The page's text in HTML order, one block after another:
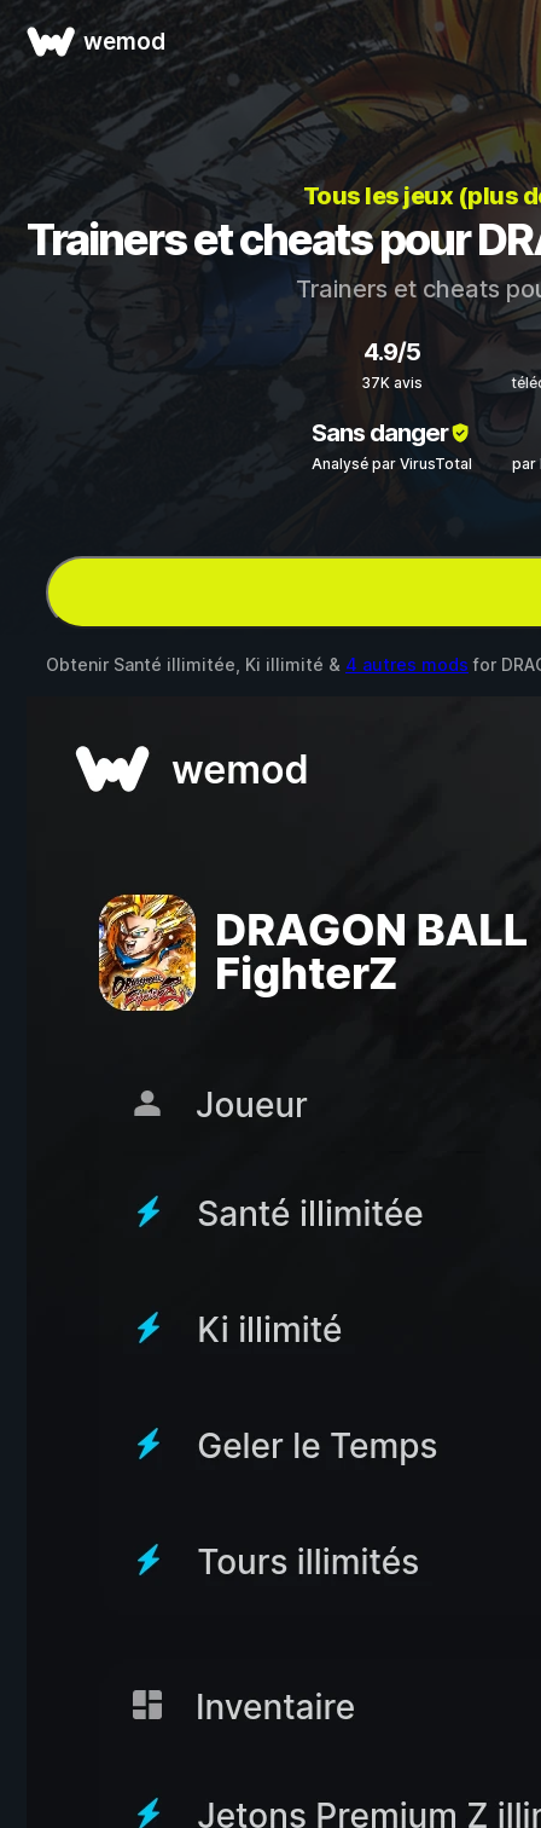
wemod
Tous les jeux (plus
Trainers et cheats pour
Trainers et cheats
4.9/5
37K avis
Sans danger
Analysé par VirusTotal par
Obtenir Santé illimitée, Ki illimité & 4 autres mods for